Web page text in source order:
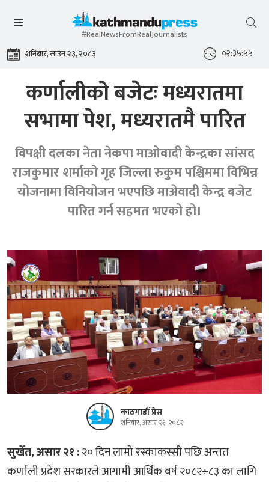
#RealNewsFromRealJournalists
शनिबार, साउन २३, २०८३ ०२:३५:५५
कर्णालीको बजेटः मध्यरातमा
सभामा पेश, मध्यरातमै पारित
विपक्षी दलका नेता नेकपा माओवादी केन्द्रका सांसद
राजकुमार शर्माको गृह जिल्ला रुकुम पश्चिममा विभिन्न
योजनामा विनियोजन भएपछि माअ‍ेवादी केन्द्र बजेट
पारित गर्न सहमत भएको हो।
काठमाडौं प्रेस
शनिबार, असार २१, २०८२
सुर्खेत, असार २१ :२० दिन लामो रस्काकस्सी पछि अन्तत
कर्णाली प्रदेश सरकारले आगामी आर्थिक वर्ष २०८२÷८३ का लागि